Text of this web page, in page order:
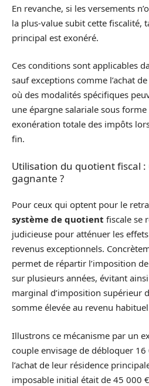
En revanche, si les versements
la plus-value subit cette fiscalité,
principal est exonéré.
Ces conditions sont applicables
sauf exceptions comme l’achat
où des modalités spécifiques
une épargne salariale sous forme
exonération totale des impôts
fin.
Utilisation du quotient fiscal
gagnante ?
Pour ceux qui optent pour le
système de quotient fiscale se
judicieuse pour atténuer les
revenus exceptionnels.
permet de répartir l’imposition
sur plusieurs années, évitant
marginal d’imposition supérieur
somme élevée au revenu
Illustrons ce mécanisme par un
couple envisage de débloquer
l’achat de leur résidence
imposable initial était de 45 000